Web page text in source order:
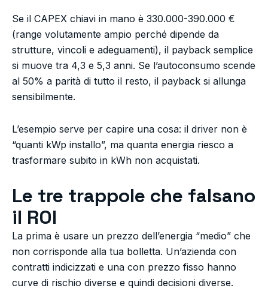
Se il CAPEX chiavi in mano è 330.000-390.000 €
(range volutamente ampio perché dipende da
strutture, vincoli e adeguamenti), il payback semplice
si muove tra 4,3 e 5,3 anni. Se l’autoconsumo scende
al 50% a parità di tutto il resto, il payback si allunga
sensibilmente.
L’esempio serve per capire una cosa: il driver non è
“quanti kWp installo”, ma quanta energia riesco a
trasformare subito in kWh non acquistati.
Le tre trappole che falsano
il ROI
La prima è usare un prezzo dell’energia “medio” che
non corrisponde alla tua bolletta. Un’azienda con
contratti indicizzati e una con prezzo fisso hanno
curve di rischio diverse e quindi decisioni diverse.